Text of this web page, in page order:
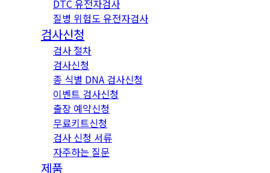
DTC 유전자검사
질병 위험도 유전자검사
검사신청
검사 절차
검사신청
종 식별 DNA 검사신청
이벤트 검사신청
출장 예약신청
무료키트신청
검사 신청 서류
자주하는 질문
제품